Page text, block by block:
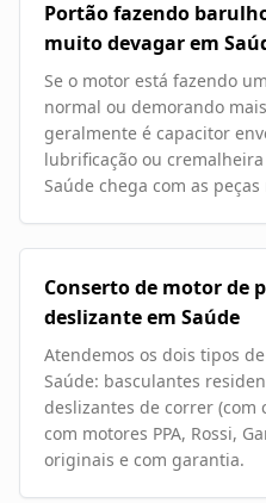
Portão fazendo
muito devagar em
Se o motor está fazendo
normal ou demorando
geralmente é capacitor
lubrificação ou
Saúde chega com as
Conserto de motor de
deslizante em Saúde
Atendemos os dois tipos
Saúde: basculantes
deslizantes de correr (com
com motores PPA, Rossi,
originais e com garantia.